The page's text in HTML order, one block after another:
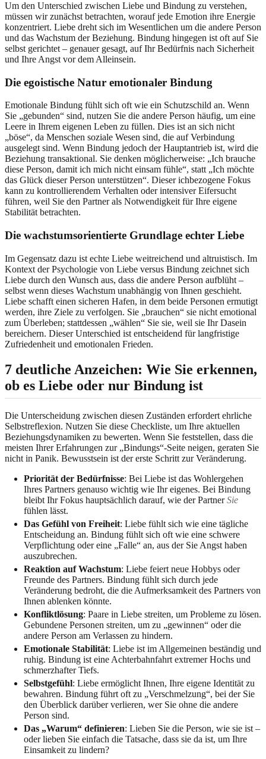
Um den Unterschied zwischen Liebe und Bindung zu verstehen,
müssen wir zunächst betrachten, worauf jede Emotion ihre Energie
konzentriert. Liebe dreht sich im Wesentlichen um die andere Person
und das Wachstum der Beziehung. Bindung hingegen ist oft auf Sie
selbst gerichtet – genauer gesagt, auf Ihr Bedürfnis nach Sicherheit
und Ihre Angst vor dem Alleinsein.
Die egoistische Natur emotionaler Bindung
Emotionale Bindung fühlt sich oft wie ein Schutzschild an. Wenn
Sie „gebunden“ sind, nutzen Sie die andere Person häufig, um eine
Leere in Ihrem eigenen Leben zu füllen. Dies ist an sich nicht
„böse“, da Menschen soziale Wesen sind, die auf Verbindung
ausgelegt sind. Wenn Bindung jedoch der Hauptantrieb ist, wird die
Beziehung transaktional. Sie denken möglicherweise: „Ich brauche
diese Person, damit ich mich nicht einsam fühle“, statt „Ich möchte
das Glück dieser Person unterstützen“. Dieser ichbezogene Fokus
kann zu kontrollierendem Verhalten oder intensiver Eifersucht
führen, weil Sie den Partner als Notwendigkeit für Ihre eigene
Stabilität betrachten.
Die wachstumsorientierte Grundlage echter Liebe
Im Gegensatz dazu ist echte Liebe weitreichend und altruistisch. Im
Kontext der Psychologie von Liebe versus Bindung zeichnet sich
Liebe durch den Wunsch aus, dass die andere Person aufblüht –
selbst wenn dieses Wachstum unabhängig von Ihnen geschieht.
Liebe schafft einen sicheren Hafen, in dem beide Personen ermutigt
werden, ihre Ziele zu verfolgen. Sie „brauchen“ sie nicht emotional
zum Überleben; stattdessen „wählen“ Sie sie, weil sie Ihr Dasein
bereichern. Dieser Unterschied ist entscheidend für langfristige
Zufriedenheit und emotionalen Frieden.
7 deutliche Anzeichen: Wie Sie erkennen,
ob es Liebe oder nur Bindung ist
Die Unterscheidung zwischen diesen Zuständen erfordert ehrliche
Selbstreflexion. Nutzen Sie diese Checkliste, um Ihre aktuellen
Beziehungsdynamiken zu bewerten. Wenn Sie feststellen, dass die
meisten Ihrer Erfahrungen zur „Bindungs“-Seite neigen, geraten Sie
nicht in Panik. Bewusstsein ist der erste Schritt zur Veränderung.
Priorität der Bedürfnisse: Bei Liebe ist das Wohlergehen
Ihres Partners genauso wichtig wie Ihr eigenes. Bei Bindung
bleibt Ihr Fokus hauptsächlich darauf, wie der PartnerSie
fühlen lässt.
Das Gefühl von Freiheit: Liebe fühlt sich wie eine tägliche
Entscheidung an. Bindung fühlt sich oft wie eine schwere
Verpflichtung oder eine „Falle“ an, aus der Sie Angst haben
auszubrechen.
Reaktion auf Wachstum: Liebe feiert neue Hobbys oder
Freunde des Partners. Bindung fühlt sich durch jede
Veränderung bedroht, die die Aufmerksamkeit des Partners von
Ihnen ablenken könnte.
Konfliktlösung: Paare in Liebe streiten, um Probleme zu lösen.
Gebundene Personen streiten, um zu „gewinnen“ oder die
andere Person am Verlassen zu hindern.
Emotionale Stabilität: Liebe ist im Allgemeinen beständig und
ruhig. Bindung ist eine Achterbahnfahrt extremer Hochs und
schmerzhafter Tiefs.
Selbstgefühl: Liebe ermöglicht Ihnen, Ihre eigene Identität zu
bewahren. Bindung führt oft zu „Verschmelzung“, bei der Sie
den Überblick darüber verlieren, wer Sie ohne die andere
Person sind.
Das „Warum“ definieren: Lieben Sie die Person, wie sie ist –
oder lieben Sie einfach die Tatsache, dass sie da ist, um Ihre
Einsamkeit zu lindern?